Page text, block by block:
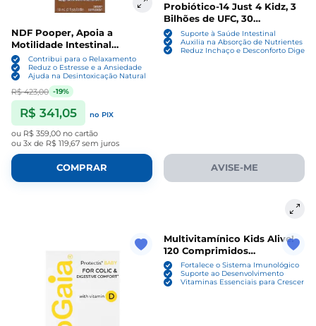
NDF Pooper, Apoia a
Motilidade Intestinal
Saudável, 59ml Sabor Manga,
Bioray
Contribui para o Relaxamento
Reduz o Estresse e a Ansiedade
Ajuda na Desintoxicação Natural
R$ 423,00 -19%
R$ 341,05 no PIX
ou R$ 359,00 no cartão
ou 3x de R$ 119,67 sem juros
COMPRAR
Probiótico-14 Just 4 Kidz, 3
Bilhões de UFC, 30
Comprimidos Mastigáveis,
Nature's Truth
Suporte à Saúde Intestinal
Auxilia na Absorção de Nutrientes
Reduz Inchaço e Desconforto
AVISE-ME
Multivitamínico Kids Alive!
120 Comprimidos
Mastigáveis Sabor Laranja e
Frutas Vermelhas, Nature's
Way
Fortalece o Sistema Imunológico
Suporte ao Desenvolvimento
Vitaminas Essenciais para Crescer